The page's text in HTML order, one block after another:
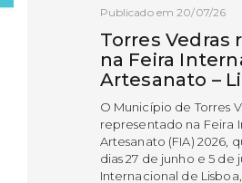
Publicado em 20/07/26
Torres Vedras
na Feira
Artesanato –
O Município de Torres
representado na Feira
Artesanato (FIA) 2026,
dias 27 de junho e 5 de
Internacional de